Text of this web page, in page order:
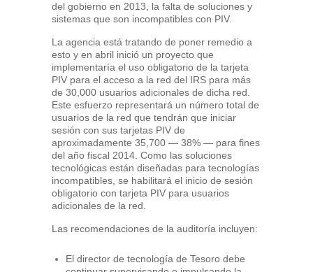
del gobierno en 2013, la falta de soluciones y
sistemas que son incompatibles con PIV.
La agencia está tratando de poner remedio a
esto y en abril inició un proyecto que
implementaría el uso obligatorio de la tarjeta
PIV para el acceso a la red del IRS para más
de 30,000 usuarios adicionales de dicha red.
Este esfuerzo representará un número total de
usuarios de la red que tendrán que iniciar
sesión con sus tarjetas PIV de
aproximadamente 35,700 — 38% — para fines
del año fiscal 2014. Como las soluciones
tecnológicas están diseñadas para tecnologías
incompatibles, se habilitará el inicio de sesión
obligatorio con tarjeta PIV para usuarios
adicionales de la red.
Las recomendaciones de la auditoría incluyen:
El director de tecnología de Tesoro debe